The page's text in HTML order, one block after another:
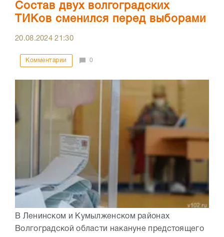
Состав двух волгоградских
ТИКов сменился перед выборами
20.08.202421:30
Комментарии 0
В Ленинском и Кумылженском районах
Волгоградской области накануне предстоящего